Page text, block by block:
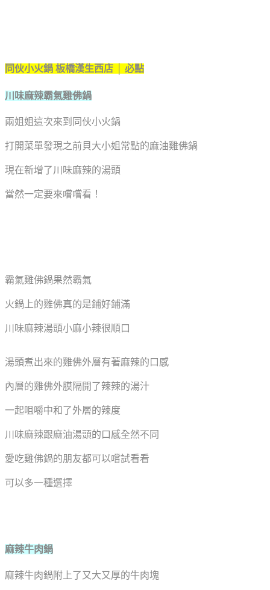
同伙小火鍋 板橋漢生西店 │ 必點
川味麻辣霸氣雞佛鍋
兩姐姐這次來到同伙小火鍋
打開菜單發現之前貝大小姐常點的麻油雞佛鍋
現在新增了川味麻辣的湯頭
當然一定要來嚐嚐看！
霸氣雞佛鍋果然霸氣
火鍋上的雞佛真的是鋪好鋪滿
川味麻辣湯頭小麻小辣很順口
湯頭煮出來的雞佛外層有著麻辣的口感
內層的雞佛外膜隔開了辣辣的湯汁
一起咀嚼中和了外層的辣度
川味麻辣跟麻油湯頭的口感全然不同
愛吃雞佛鍋的朋友都可以嚐試看看
可以多一種選擇
麻辣牛肉鍋
麻辣牛肉鍋附上了又大又厚的牛肉塊